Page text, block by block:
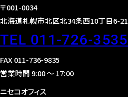
〒001-0034
北海道札幌市北区北34条西10丁目6-21
TEL 011-726-3535
FAX 011-736-9835
営業時間 9:00 〜 17:00
ニセコオフィス